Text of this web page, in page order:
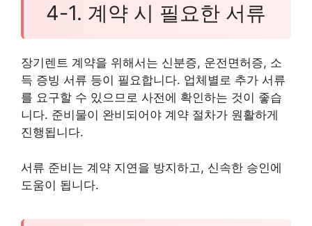
4-1. 계약 시 필요한 서류
장기렌트 계약을 위해서는 신분증, 운전면허증, 소
득 증빙 서류 등이 필요합니다. 업체별로 추가 서류
를 요구할 수 있으므로 사전에 확인하는 것이 좋습
니다. 준비물이 완비되어야 계약 절차가 원활하게
진행됩니다.
서류 준비는 계약 지연을 방지하고, 신속한 승인에
도움이 됩니다.